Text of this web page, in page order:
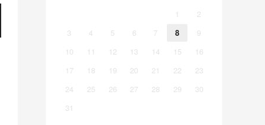
1
2
3
4 5 6 7 8
9
10
11 12 13 14 15
16
17
18 19 20 21 22
23
24
25 26 27 28 29
30
31